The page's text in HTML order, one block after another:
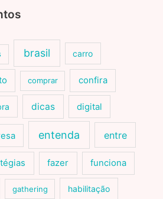
brasil carro
comprar confira
dicas digital
entenda entre
fazer funciona
gathering habilitação